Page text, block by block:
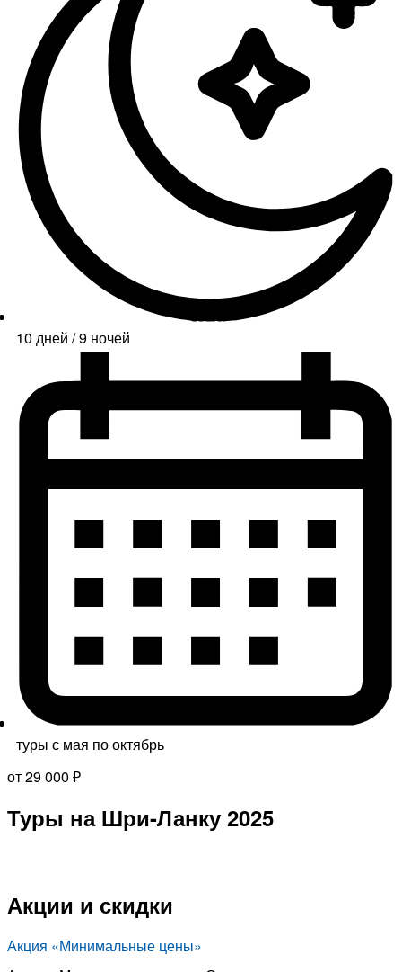
10 дней / 9 ночей
туры с мая по октябрь
от 29 000 ₽
Туры на Шри-Ланку 2025
Акции и скидки
Акция «Минимальные цены»